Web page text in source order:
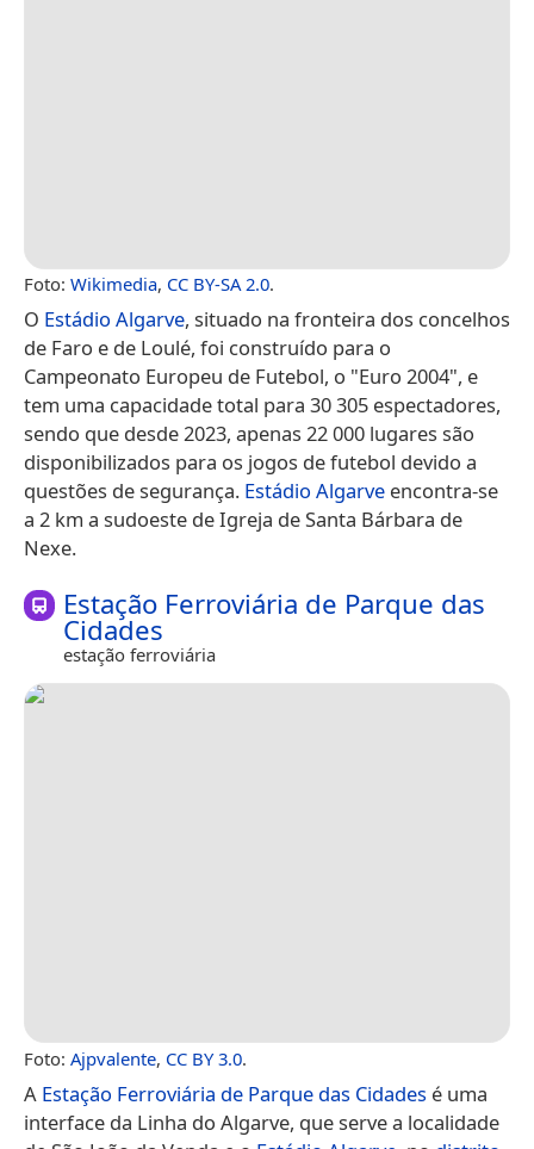
Foto: Wikimedia, CC BY-SA 2.0.
O Estádio Algarve, situado na fronteira dos concelhos
de Faro e de Loulé, foi construído para o
Campeonato Europeu de Futebol, o "Euro 2004", e
tem uma capacidade total para 30 305 espectadores,
sendo que desde 2023, apenas 22 000 lugares são
disponibilizados para os jogos de futebol devido a
questões de segurança. Estádio Algarve encontra-se
a 2 km a sudoeste de Igreja de Santa Bárbara de
Nexe.
Estação Ferroviária de Parque das
Cidades
estação ferroviária
Foto: Ajpvalente, CC BY 3.0.
A Estação Ferroviária de Parque das Cidades é uma
interface da Linha do Algarve, que serve a localidade